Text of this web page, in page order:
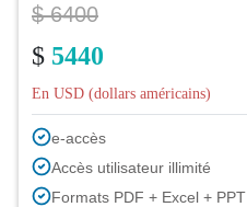
$ 6400
$ 5440
En USD (dollars américains)
e-accès
Accès utilisateur illimité
Formats PDF + Excel + PPT